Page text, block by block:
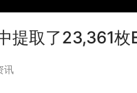
提取了23,361枚
讯